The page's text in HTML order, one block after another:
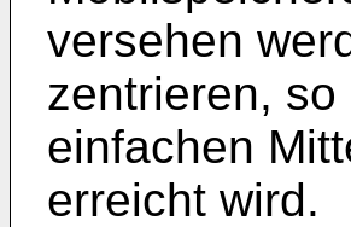
versehen
zentrieren,
einfachen
erreicht wird.